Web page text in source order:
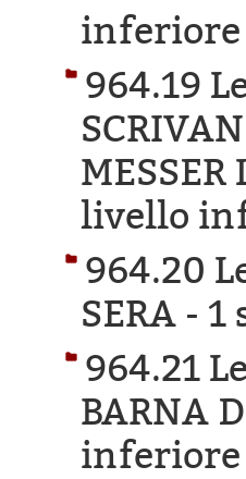
inferiore
964.19
MESSER
livello
964.20
SERA - 1
964.21
BARNA
inferiore